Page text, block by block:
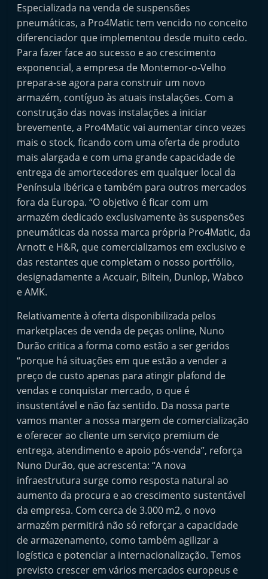
Especializada na venda de suspensões
pneumáticas, a Pro4Matic tem vencido no conceito
diferenciador que implementou desde muito cedo.
Para fazer face ao sucesso e ao crescimento
exponencial, a empresa de Montemor-o-Velho
prepara-se agora para construir um novo
armazém, contíguo às atuais instalações. Com a
construção das novas instalações a iniciar
brevemente, a Pro4Matic vai aumentar cinco vezes
mais o stock, ficando com uma oferta de produto
mais alargada e com uma grande capacidade de
entrega de amortecedores em qualquer local da
Península Ibérica e também para outros mercados
fora da Europa. “O objetivo é ficar com um
armazém dedicado exclusivamente às suspensões
pneumáticas da nossa marca própria Pro4Matic, da
Arnott e H&R, que comercializamos em exclusivo e
das restantes que completam o nosso portfólio,
designadamente a Accuair, Biltein, Dunlop, Wabco
e AMK.
Relativamente à oferta disponibilizada pelos
marketplaces de venda de peças online, Nuno
Durão critica a forma como estão a ser geridos
“porque há situações em que estão a vender a
preço de custo apenas para atingir plafond de
vendas e conquistar mercado, o que é
insustentável e não faz sentido. Da nossa parte
vamos manter a nossa margem de comercialização
e oferecer ao cliente um serviço premium de
entrega, atendimento e apoio pós-venda”, reforça
Nuno Durão, que acrescenta: “A nova
infraestrutura surge como resposta natural ao
aumento da procura e ao crescimento sustentável
da empresa. Com cerca de 3.000 m2, o novo
armazém permitirá não só reforçar a capacidade
de armazenamento, como também agilizar a
logística e potenciar a internacionalização. Temos
previsto crescer em vários mercados europeus e